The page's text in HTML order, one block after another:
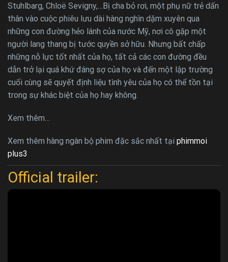
Stuhlbarg, Chloë Sevigny,…Bị cha bỏ rơi, một phụ nữ trẻ dấn
thân vào cuộc phiêu lưu dài hàng nghìn dặm xuyên qua
những con đường hẻo lánh của nước Mỹ, nơi cô gặp một
người lang thang bị tước quyền sở hữu. Nhưng bất chấp
những nỗ lực tốt nhất của họ, tất cả các con đường đều
dẫn trở lại quá khứ đáng sợ của họ và đến một lập trường
cuối cùng sẽ quyết định liệu tình yêu của họ có thể tồn tại
trong sự khác biệt của họ hay không.
Xem thêm…
Xem thêm hàng ngàn bộ phim đặc sắc nhất tại phimmoi
plus3
Official trailer: